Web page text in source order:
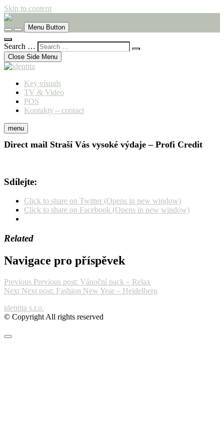
Skip to content
identita
komunikační agentura
Menu Button
Search …
Close Side Menu
Key visuals
TV & Video
POS
Kontakty – contact
menu
Direct mail Straší Vás vysoké výdaje – Profi Credit
Sdílejte:
Click to share on Twitter (Opens in new window)
Click to share on Facebook (Opens in new window)
Related
Navigace pro příspěvek
Previous Previous post: Vánoční pack – Relax
Next Next post: Fashion New Year – Heidelberg
identita s.r.o.
© Copyright All rights reserved